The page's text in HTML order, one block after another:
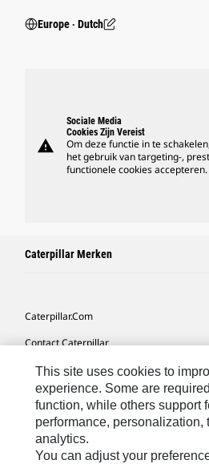
Europe ‧ Dutch
warning
Sociale Media
Cookies Zijn Vereist
Om deze functie in te
het gebruik van targeting-,
functionele cookies accepteren.
Caterpillar Merken
Caterpillar.com
Contact Caterpillar
Mijn Marketingvoorkeuren
Site Map
Cookie Settings
Legal
This site uses cookies to
experience. Some are
function, while others support
performance, personalization,
analytics.
You can adjust your